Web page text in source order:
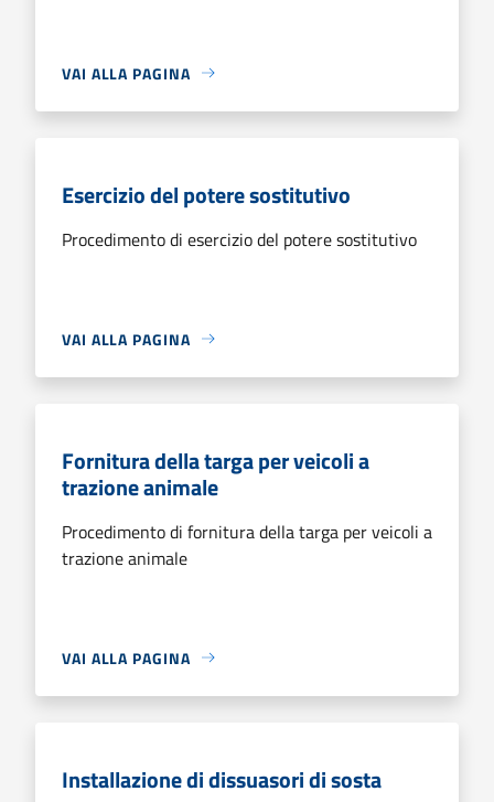
VAI ALLA PAGINA
Esercizio del potere sostitutivo
Procedimento di esercizio del potere sostitutivo
VAI ALLA PAGINA
Fornitura della targa per veicoli a
trazione animale
Procedimento di fornitura della targa per veicoli a
trazione animale
VAI ALLA PAGINA
Installazione di dissuasori di sosta